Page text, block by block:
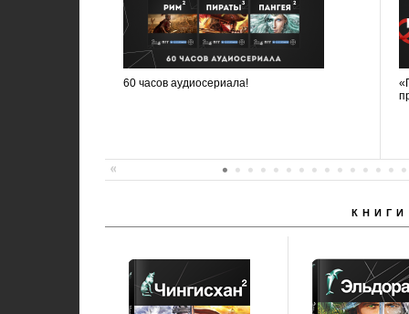
60 часов аудиосериала!
КНИГИ